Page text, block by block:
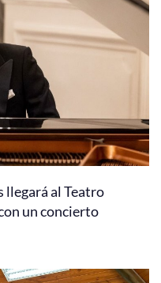
llegará al Teatro
un concierto